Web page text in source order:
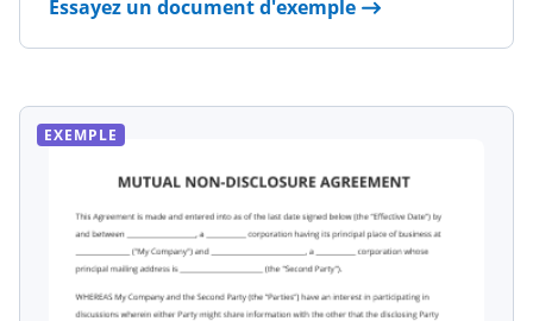
Essayez un document d'exemple
EXEMPLE